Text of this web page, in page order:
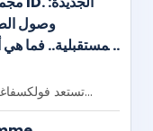
وصول
المستقبلية.. فما هي
تستعد فولكسفاغن لإطلاق هجوم جديد في سوق السيارات ا...